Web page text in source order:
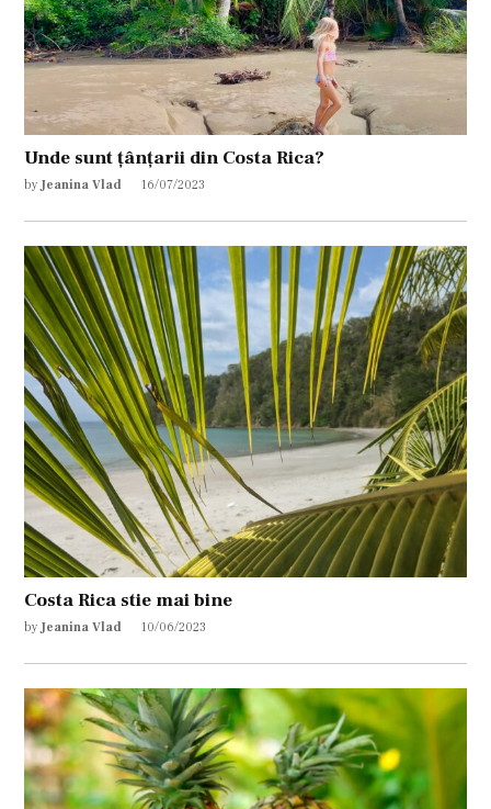
Unde sunt țânțarii din Costa Rica?
by Jeanina Vlad 16/07/2023
Costa Rica stie mai bine
by Jeanina Vlad 10/06/2023